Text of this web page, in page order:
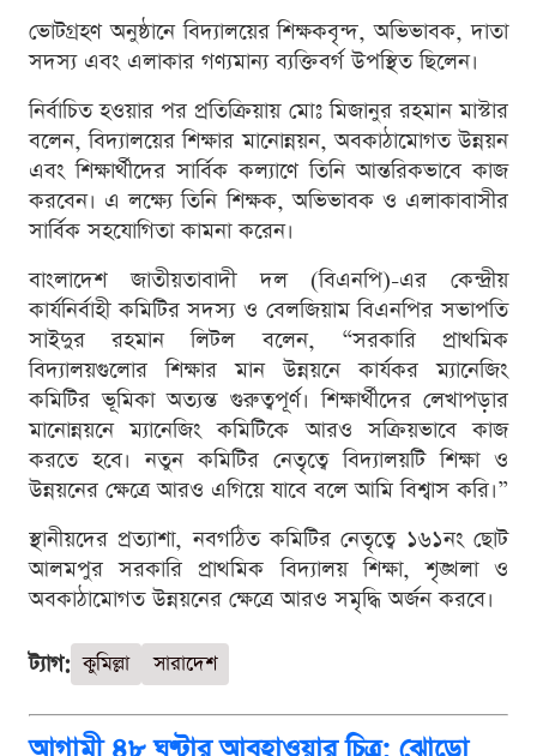
ভোটগ্রহণ অনুষ্ঠানে বিদ্যালয়ের শিক্ষকবৃন্দ, অভিভাবক, দাতা
সদস্য এবং এলাকার গণ্যমান্য ব্যক্তিবর্গ উপস্থিত ছিলেন।
নির্বাচিত হওয়ার পর প্রতিক্রিয়ায় মোঃ মিজানুর রহমান মাস্টার
বলেন, বিদ্যালয়ের শিক্ষার মানোন্নয়ন, অবকাঠামোগত উন্নয়ন
এবং শিক্ষার্থীদের সার্বিক কল্যাণে তিনি আন্তরিকভাবে কাজ
করবেন। এ লক্ষ্যে তিনি শিক্ষক, অভিভাবক ও এলাকাবাসীর
সার্বিক সহযোগিতা কামনা করেন।
বাংলাদেশ জাতীয়তাবাদী দল (বিএনপি)-এর কেন্দ্রীয়
কার্যনির্বাহী কমিটির সদস্য ও বেলজিয়াম বিএনপির সভাপতি
সাইদুর রহমান লিটল বলেন, “সরকারি প্রাথমিক
বিদ্যালয়গুলোর শিক্ষার মান উন্নয়নে কার্যকর ম্যানেজিং
কমিটির ভূমিকা অত্যন্ত গুরুত্বপূর্ণ। শিক্ষার্থীদের লেখাপড়ার
মানোন্নয়নে ম্যানেজিং কমিটিকে আরও সক্রিয়ভাবে কাজ
করতে হবে। নতুন কমিটির নেতৃত্বে বিদ্যালয়টি শিক্ষা ও
উন্নয়নের ক্ষেত্রে আরও এগিয়ে যাবে বলে আমি বিশ্বাস করি।”
স্থানীয়দের প্রত্যাশা, নবগঠিত কমিটির নেতৃত্বে ১৬১নং ছোট
আলমপুর সরকারি প্রাথমিক বিদ্যালয় শিক্ষা, শৃঙ্খলা ও
অবকাঠামোগত উন্নয়নের ক্ষেত্রে আরও সমৃদ্ধি অর্জন করবে।
ট্যাগ: কুমিল্লা সারাদেশ